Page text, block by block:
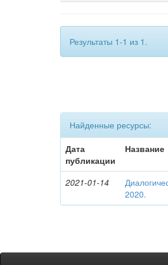
Результаты 1-1 из 1.
Найденные ресурсы:
Дата
публикации
Название
2021-01-14
2020.